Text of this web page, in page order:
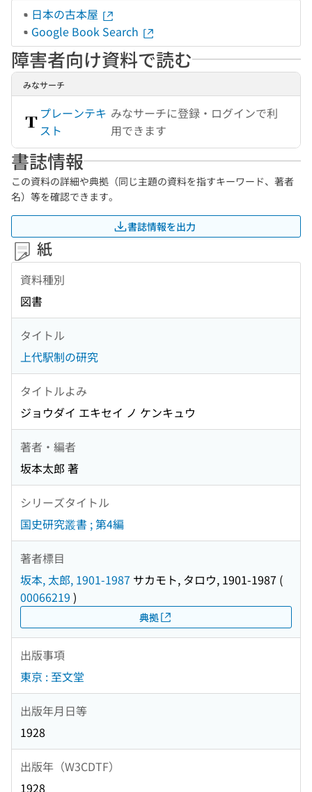
日本の古本屋
Google Book Search
障害者向け資料で読む
みなサーチ
プレーンテキ
スト
みなサーチに登録・ログインで利
用できます
書誌情報
この資料の詳細や典拠（同じ主題の資料を指すキーワード、著者
名）等を確認できます。
書誌情報を出力
紙
資料種別
図書
タイトル
上代駅制の研究
タイトルよみ
ジョウダイ エキセイ ノ ケンキュウ
著者・編者
坂本太郎 著
シリーズタイトル
国史研究叢書 ; 第4編
著者標目
坂本, 太郎, 1901-1987 サカモト, タロウ, 1901-1987 (
00066219 )
典拠
出版事項
東京 : 至文堂
出版年月日等
1928
出版年（W3CDTF）
1928